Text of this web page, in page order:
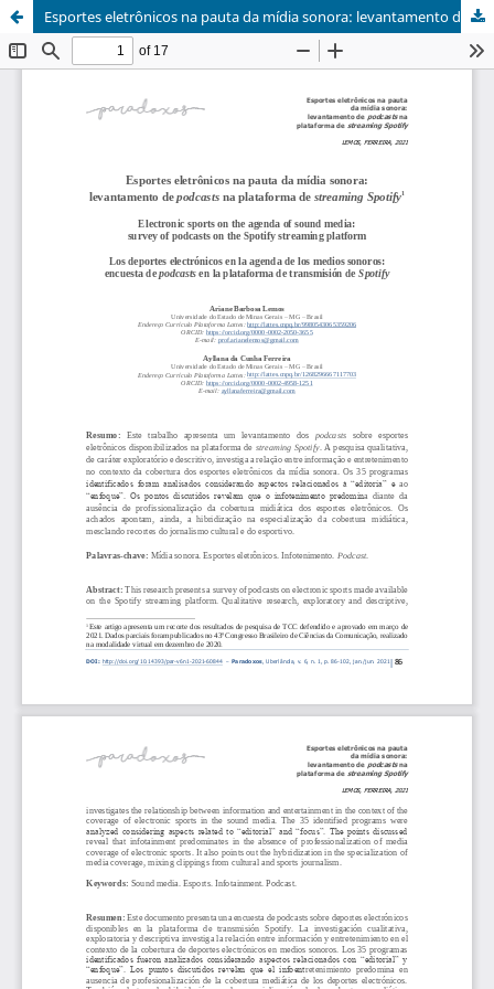
Esportes eletrônicos na pauta da mídia sonora: levantamento de podcasts na plataforma de streaming Spotify